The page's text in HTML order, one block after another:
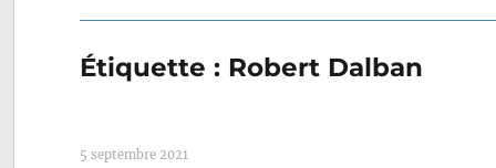
Étiquette : Robert Dalban
5 septembre 2021